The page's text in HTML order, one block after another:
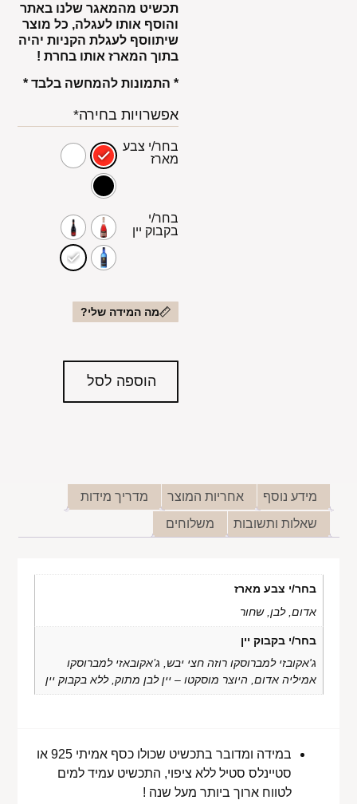
תכשיט מהמאגר שלנו באתר
והוסף אותו לעגלה, כל מוצר
שיתווסף לעגלת הקניות יהיה
בתוך המארז אותו בחרת !
* התמונות להמחשה בלבד *
אפשרויות בחירה*
בחר/י צבע
מארז
בחר/י
בקבוק יין
מה המידה שלי?
הוספה לסל
מידע נוסף אחריות המוצר
מדריך מידות
שאלות ותשובות
משלוחים
בחר/י צבע מארז
אדום, לבן, שחור
בחר/י בקבוק יין
ג'אקובזי למברוסקו רוזה חצי יבש, ג’אקובאזי למברוסקו
אמיליה אדום, היוצר מוסקטו – יין לבן מתוק, ללא בקבוק יין
במידה ומדובר בתכשיט שכולו כסף אמיתי 925 או
סטיינלס סטיל ללא ציפוי, התכשיט עמיד למים
לטווח ארוך ביותר מעל שנה !